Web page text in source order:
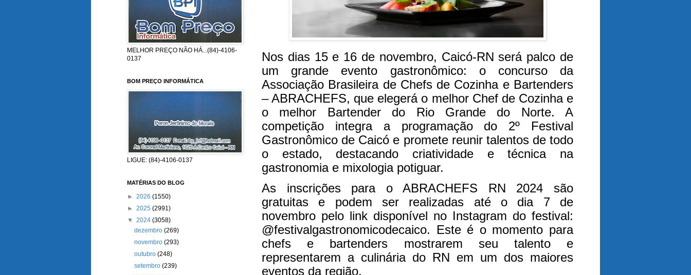
Nos dias 15 e 16 de novembro, Caicó-RN será palco de
um grande evento gastronômico: o concurso da
Associação Brasileira de Chefs de Cozinha e Bartenders
– ABRACHEFS, que elegerá o melhor Chef de Cozinha e
o melhor Bartender do Rio Grande do Norte. A
competição integra a programação do 2º Festival
Gastronômico de Caicó e promete reunir talentos de todo
o estado, destacando criatividade e técnica na
gastronomia e mixologia potiguar.
As inscrições para o ABRACHEFS RN 2024 são
gratuitas e podem ser realizadas até o dia 7 de
novembro pelo link disponível no Instagram do festival:
@festivalgastronomicodecaico. Este é o momento para
chefs e bartenders mostrarem seu talento e
representarem a culinária do RN em um dos maiores
eventos da região.
MELHOR PREÇO NÃO HÁ...(84)-4106-
0137
BOM PREÇO INFORMÁTICA
LIGUE: (84)-4106-0137
MATÉRIAS DO BLOG
► 2026 (1550)
► 2025 (2991)
▼ 2024 (3058)
dezembro(269)
novembro(293)
outubro(248)
setembro(239)